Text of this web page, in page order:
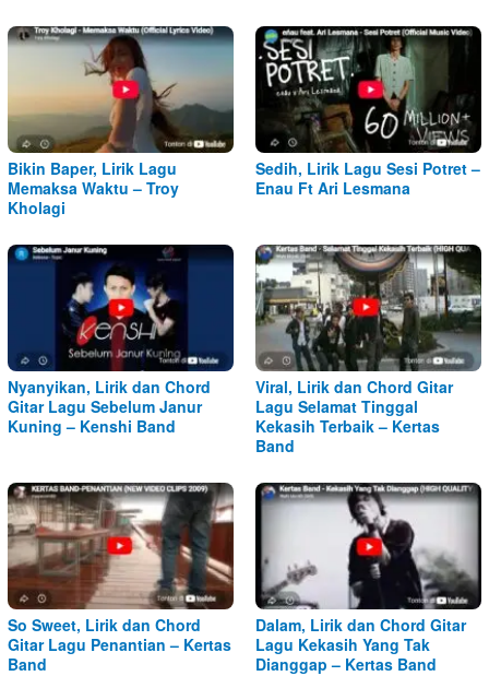
Bikin Baper, Lirik Lagu
Memaksa Waktu – Troy
Kholagi
Sedih, Lirik Lagu Sesi Potret –
Enau Ft Ari Lesmana
Nyanyikan, Lirik dan Chord
Gitar Lagu Sebelum Janur
Kuning – Kenshi Band
Viral, Lirik dan Chord Gitar
Lagu Selamat Tinggal
Kekasih Terbaik – Kertas
Band
So Sweet, Lirik dan Chord
Gitar Lagu Penantian – Kertas
Band
Dalam, Lirik dan Chord Gitar
Lagu Kekasih Yang Tak
Dianggap – Kertas Band